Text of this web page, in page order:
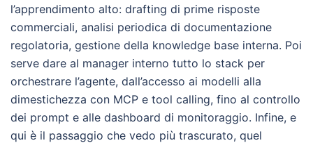
l’apprendimento alto: drafting di prime risposte
commerciali, analisi periodica di documentazione
regolatoria, gestione della knowledge base interna. Poi
serve dare al manager interno tutto lo stack per
orchestrare l’agente, dall’accesso ai modelli alla
dimestichezza con MCP e tool calling, fino al controllo
dei prompt e alle dashboard di monitoraggio. Infine, e
qui è il passaggio che vedo più trascurato, quel